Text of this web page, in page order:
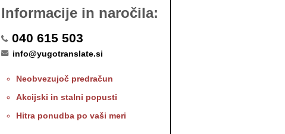
Informacije in naročila:
040 615 503
info@yugotranslate.si
Neobvezujoč predračun
Akcijski in stalni popusti
Hitra ponudba po vaši meri